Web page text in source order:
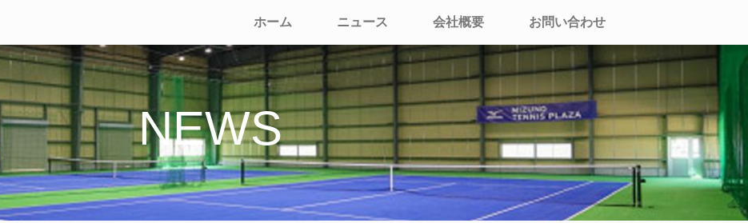
ホーム ニュース 会社概要 お問い合わせ
NEWS